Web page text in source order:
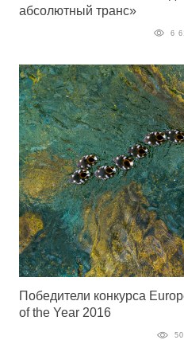
абсолютный транс»
6
Победители конкурса
of the Year 2016